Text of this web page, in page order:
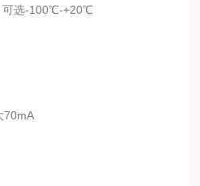
选-100℃-+20℃
70mA